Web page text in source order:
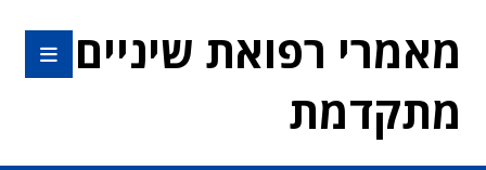
מאמרי רפואת שיניים
מתקדמת